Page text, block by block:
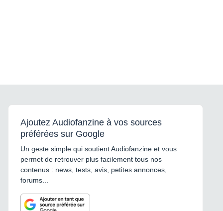
Ajoutez Audiofanzine à vos sources
préférées sur Google
Un geste simple qui soutient Audiofanzine et vous
permet de retrouver plus facilement tous nos
contenus : news, tests, avis, petites annonces,
forums...